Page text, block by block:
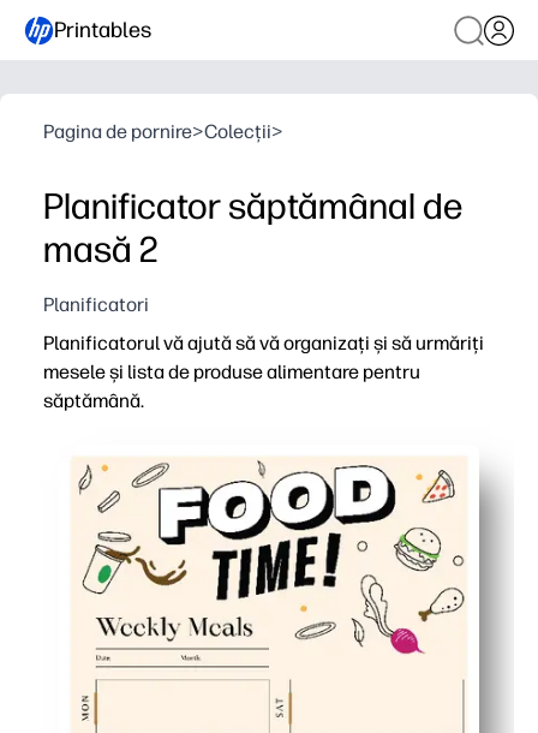
Printables
Pagina de pornire>Colecții>
Planificator săptămânal de
masă 2
Planificatori
Planificatorul vă ajută să vă organizați și să urmăriți
mesele și lista de produse alimentare pentru
săptămână.